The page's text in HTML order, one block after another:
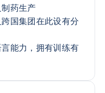
药生产
国集团在此设有分
能力，拥有训练有